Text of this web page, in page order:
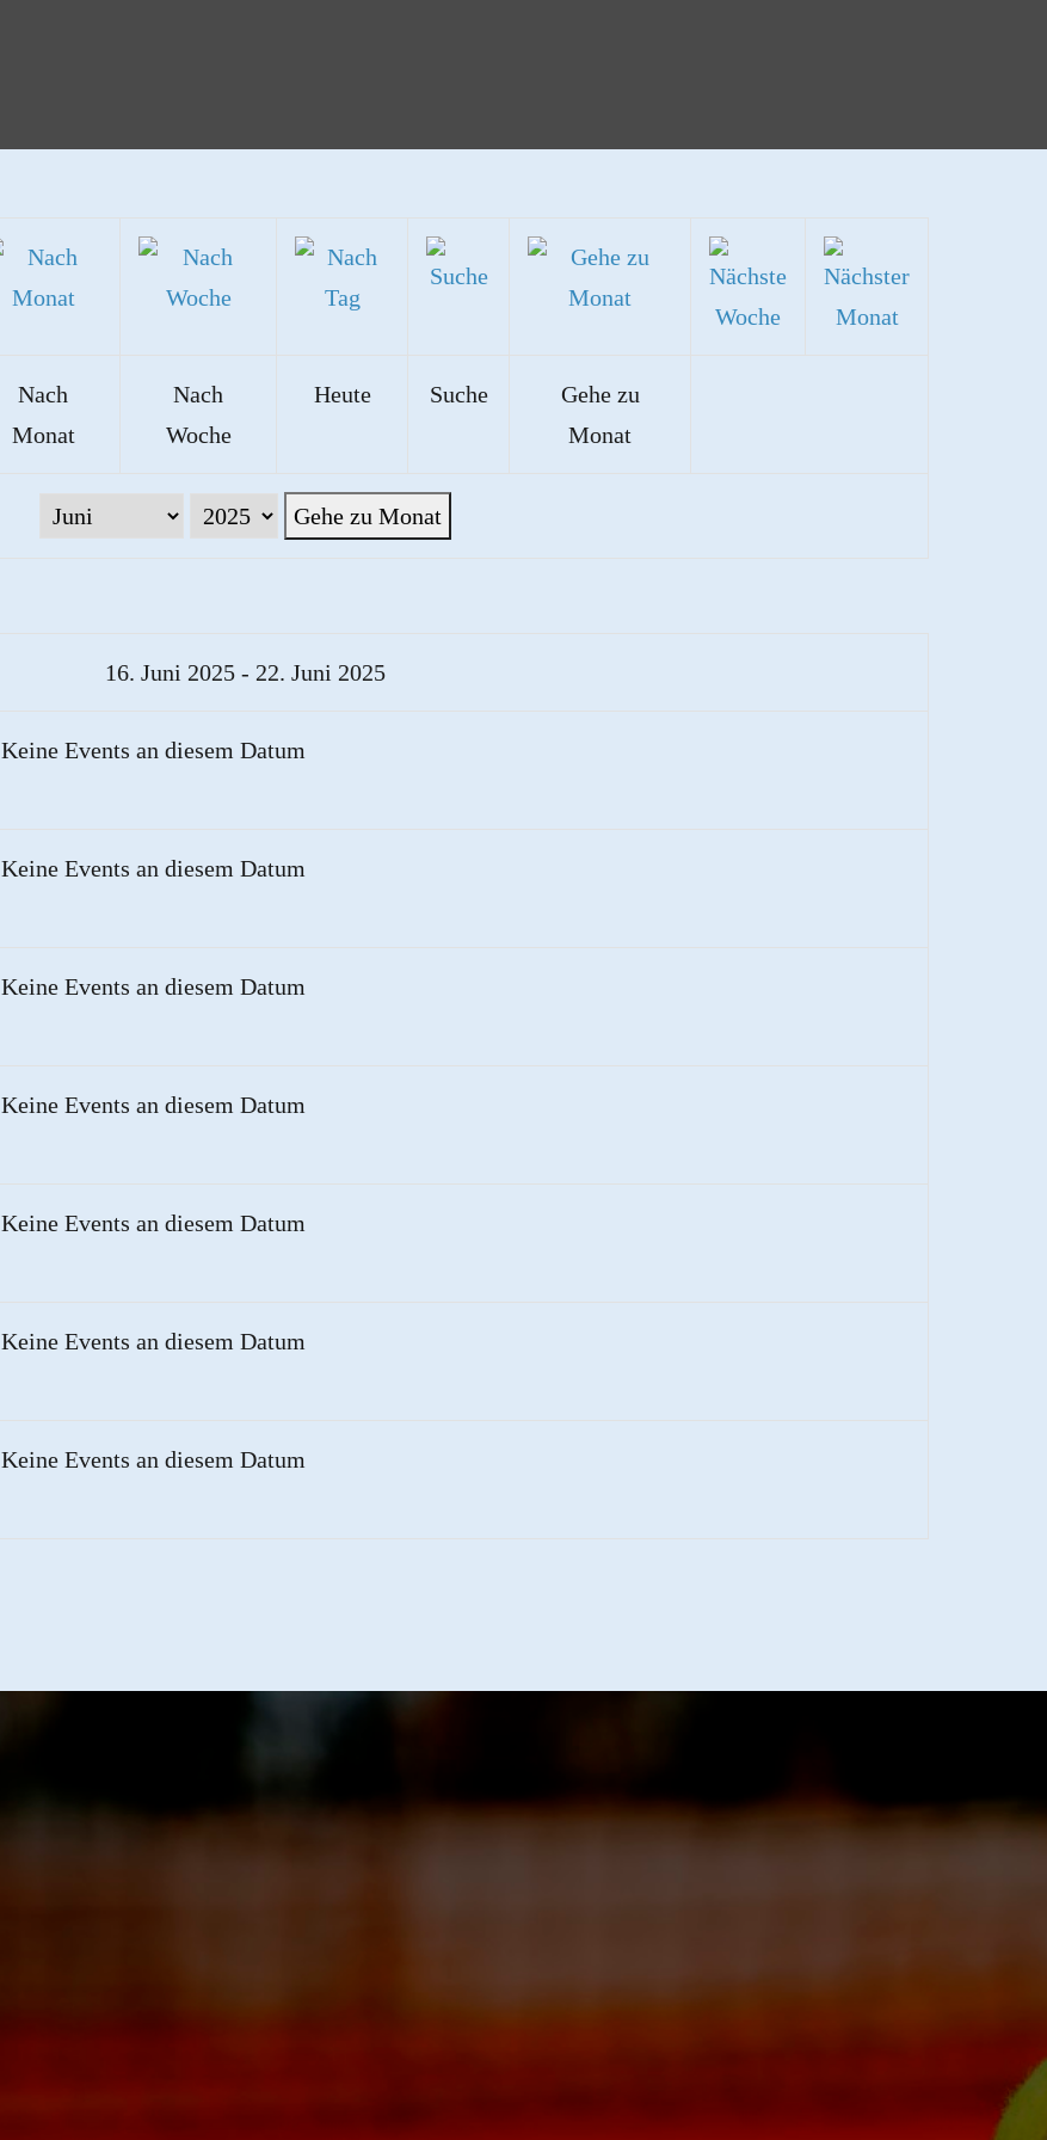
Nach
Monat
Nach
Woche
Heute Suche
Gehe zu
Monat
Gehe zu Monat
16. Juni 2025 - 22. Juni 2025
Keine Events an diesem Datum
Keine Events an diesem Datum
Keine Events an diesem Datum
Keine Events an diesem Datum
Keine Events an diesem Datum
Keine Events an diesem Datum
Keine Events an diesem Datum